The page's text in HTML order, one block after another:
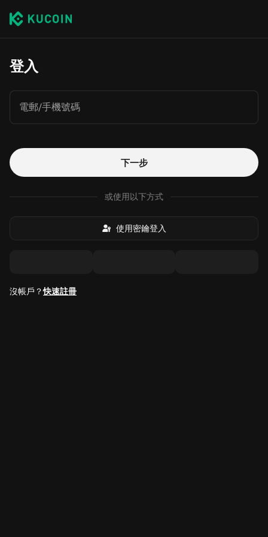
登入
電郵/手機號碼
下一步
或使用以下方式
使用密鑰登入
沒帳戶？快速註冊